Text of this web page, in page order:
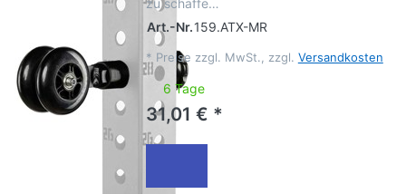
zu schaffe…
Art.-Nr.159.ATX-MR
* Preise zzgl. MwSt., zzgl. Versandkosten
6 Tage
31,01 € *